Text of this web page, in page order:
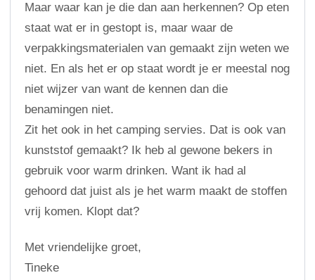
Maar waar kan je die dan aan herkennen? Op eten
staat wat er in gestopt is, maar waar de
verpakkingsmaterialen van gemaakt zijn weten we
niet. En als het er op staat wordt je er meestal nog
niet wijzer van want de kennen dan die
benamingen niet.
Zit het ook in het camping servies. Dat is ook van
kunststof gemaakt? Ik heb al gewone bekers in
gebruik voor warm drinken. Want ik had al
gehoord dat juist als je het warm maakt de stoffen
vrij komen. Klopt dat?
Met vriendelijke groet,
Tineke